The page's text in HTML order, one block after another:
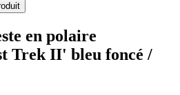
en polaire
Trek II' bleu foncé /